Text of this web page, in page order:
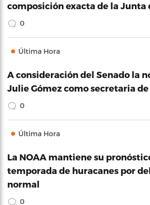
composición exacta de la Junta
0
Última Hora
A consideración del Senado la
Julie Gómez como secretaria
0
Última Hora
La NOAA mantiene su
temporada de huracanes por
normal
0